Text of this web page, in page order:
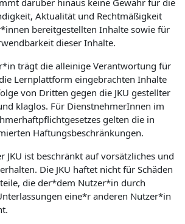
darüber hinaus keine Gewähr für die
Aktualität und Rechtmäßigkeit
bereitgestellten Inhalte sowie für
dieser Inhalte.
trägt die alleinige Verantwortung für
Lernplattform eingebrachten Inhalte
von Dritten gegen die JKU gestellter
klaglos. Für DienstnehmerInnen im
gelten die in
Haftungsbeschränkungen.
JKU ist beschränkt auf vorsätzliches und
Die JKU haftet nicht für Schäden
die der*dem Nutzer*in durch
eine*r anderen Nutzer*in